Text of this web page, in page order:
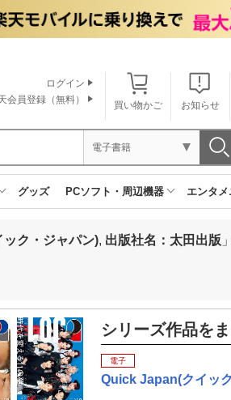
買い物かご お知らせ
ログイン
会員登録（無料）
電子書籍
グッズ PCソフト・周辺機器 エンタ
ク・ジャパン), 出版社名：太田出版
シリーズ作品を
電子
Quick Japan(クイッ